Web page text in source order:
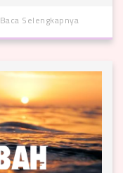
Baca Selengkapnya